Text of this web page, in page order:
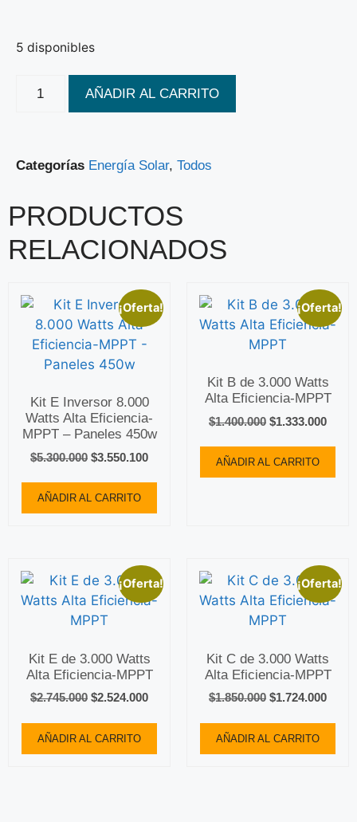
5 disponibles
AÑADIR AL CARRITO
Categorías Energía Solar, Todos
PRODUCTOS
RELACIONADOS
¡Oferta!
Kit E Inversor 8.000
Watts Alta Eficiencia-
MPPT – Paneles 450w
$5.300.000 $3.550.100
AÑADIR AL CARRITO
¡Oferta!
Kit B de 3.000 Watts
Alta Eficiencia-MPPT
$1.400.000 $1.333.000
AÑADIR AL CARRITO
¡Oferta!
Kit E de 3.000 Watts
Alta Eficiencia-MPPT
$2.745.000 $2.524.000
AÑADIR AL CARRITO
¡Oferta!
Kit C de 3.000 Watts
Alta Eficiencia-MPPT
$1.850.000 $1.724.000
AÑADIR AL CARRITO